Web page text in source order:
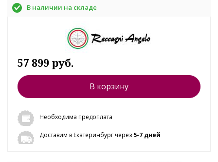
В наличии на складе
57 899 руб.
В корзину
Необходима предоплата
Доставим в Екатеринбург через 5-7 дней